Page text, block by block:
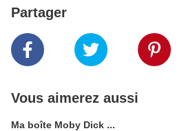
Partager
Vous aimerez aussi
Ma boîte Moby Dick ...